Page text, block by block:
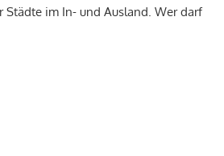
Städte im In- und Ausland. Wer darf